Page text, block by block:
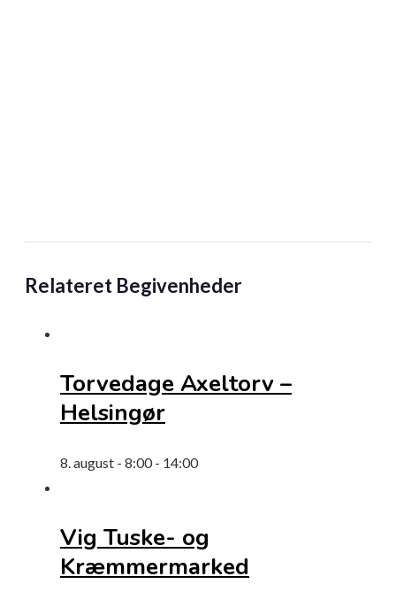
Relateret Begivenheder
Torvedage Axeltorv –
Helsingør
8. august - 8:00- 14:00
Vig Tuske- og
Kræmmermarked